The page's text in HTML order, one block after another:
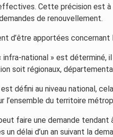
Cette précision est
de renouvellement.
d’être apportées
infra-national » est déterminé,
soit régionaux,
défini au niveau national,
l’ensemble du territoire
faire une demande tendant
un délai d’un an suivant la